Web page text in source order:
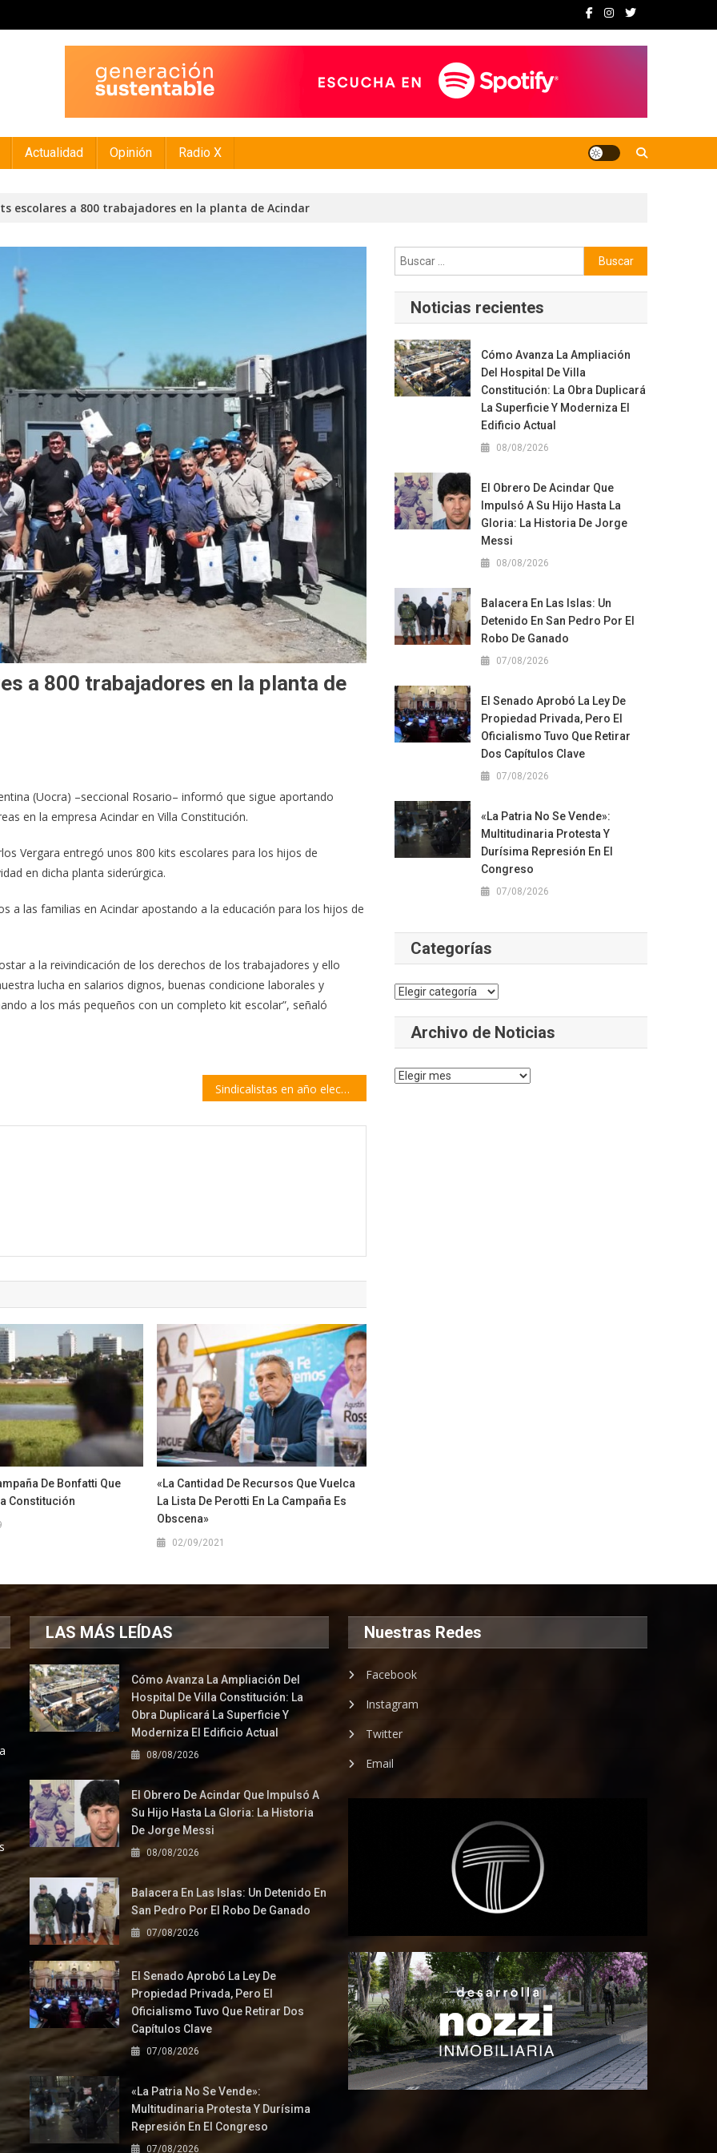
Actualidad Opinión Radio X
escolares a 800 trabajadores en la planta de Acindar
a 800 trabajadores en la planta de
(Uocra) –seccional Rosario– informó que sigue aportando
en la empresa Acindar en Villa Constitución.
Vergara entregó unos 800 kits escolares para los hijos de
en dicha planta siderúrgica.
a las familias en Acindar apostando a la educación para los hijos de
a la reivindicación de los derechos de los trabajadores y ello
lucha en salarios dignos, buenas condicione laborales y
a los más pequeños con un completo kit escolar”, señaló
Sindicalistas en año electoral: ¿A qué está jugando cada uno? | por Juan Manuel Morena
De Bonfatti Que
Constitución
«La Cantidad De Recursos Que Vuelca
La Lista De Perotti En La Campaña Es
Obscena»
02/09/2021
Buscar:
Noticias recientes
Cómo Avanza La Ampliación
Del Hospital De Villa
Constitución: La Obra Duplicará
La Superficie Y Moderniza El
Edificio Actual
08/08/2026
El Obrero De Acindar Que
Impulsó A Su Hijo Hasta La
Gloria: La Historia De Jorge
Messi
08/08/2026
Balacera En Las Islas: Un
Detenido En San Pedro Por El
Robo De Ganado
07/08/2026
El Senado Aprobó La Ley De
Propiedad Privada, Pero El
Oficialismo Tuvo Que Retirar
Dos Capítulos Clave
07/08/2026
«La Patria No Se Vende»:
Multitudinaria Protesta Y
Durísima Represión En El
Congreso
07/08/2026
Categorías
Categorías
Archivo de Noticias
Archivo
LAS MÁS LEÍDAS
Cómo Avanza La Ampliación Del
Hospital De Villa Constitución: La
Obra Duplicará La Superficie Y
Moderniza El Edificio Actual
08/08/2026
El Obrero De Acindar Que Impulsó A
Su Hijo Hasta La Gloria: La Historia
De Jorge Messi
08/08/2026
Balacera En Las Islas: Un Detenido En
San Pedro Por El Robo De Ganado
07/08/2026
El Senado Aprobó La Ley De
Propiedad Privada, Pero El
Oficialismo Tuvo Que Retirar Dos
Capítulos Clave
07/08/2026
«La Patria No Se Vende»:
Multitudinaria Protesta Y Durísima
Represión En El Congreso
07/08/2026
Nuestras Redes
Facebook
Instagram
Twitter
Email